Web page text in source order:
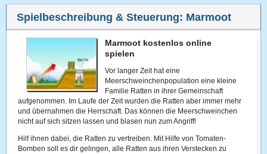
Spielbeschreibung & Steuerung: Marmoot
Marmoot kostenlos online
spielen
Vor langer Zeit hat eine
Meerschweinchenpopulation eine kleine
Familie Ratten in ihrer Gemeinschaft
aufgenommen. Im Laufe der Zeit wurden die Ratten aber immer mehr
und übernahmen die Herrschaft. Das können die Meerschweinchen
nicht auf sich sitzen lassen und blasen nun zum Angriff!
Hilf ihnen dabei, die Ratten zu vertreiben. Mit Hilfe von Tomaten-
Bomben soll es dir gelingen, alle Ratten aus ihren Verstecken zu